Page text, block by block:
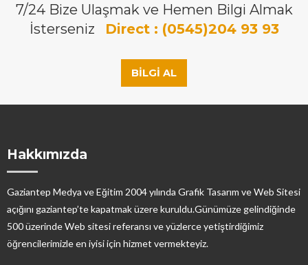
7/24 Bize Ulaşmak ve Hemen Bilgi Almak
İsterseniz
Direct : (0545)204 93 93
BILGI AL
Hakkımızda
Gaziantep Medya ve Eğitim 2004 yılında Grafik Tasarım ve Web Sitesi
açığını gaziantep’te kapatmak üzere kuruldu.Günümüze gelindiğinde
500 üzerinde Web sitesi referansı ve yüzlerce yetiştirdiğimiz
öğrencilerimizle en iyisi için hizmet vermekteyiz.